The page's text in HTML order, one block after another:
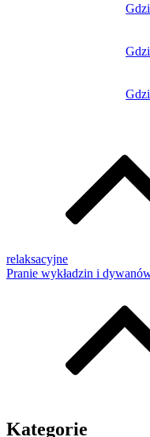
relaksacyjne
Pranie wykładzin i
Kategorie